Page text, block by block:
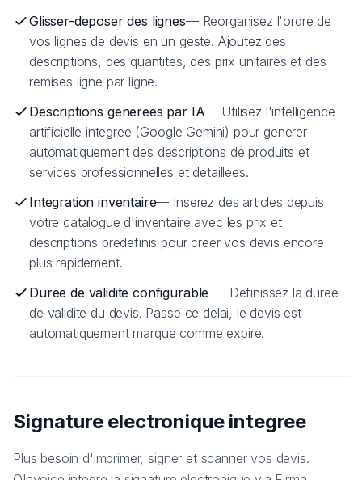
Glisser-deposer des lignes— Reorganisez l'ordre de
vos lignes de devis en un geste. Ajoutez des
descriptions, des quantites, des prix unitaires et des
remises ligne par ligne.
Descriptions generees par IA— Utilisez l'intelligence
artificielle integree (Google Gemini) pour generer
automatiquement des descriptions de produits et
services professionnelles et detaillees.
Integration inventaire— Inserez des articles depuis
votre catalogue d'inventaire avec les prix et
descriptions predefinis pour creer vos devis encore
plus rapidement.
Duree de validite configurable — Definissez la duree
de validite du devis. Passe ce delai, le devis est
automatiquement marque comme expire.
Signature electronique integree
Plus besoin d'imprimer, signer et scanner vos devis.